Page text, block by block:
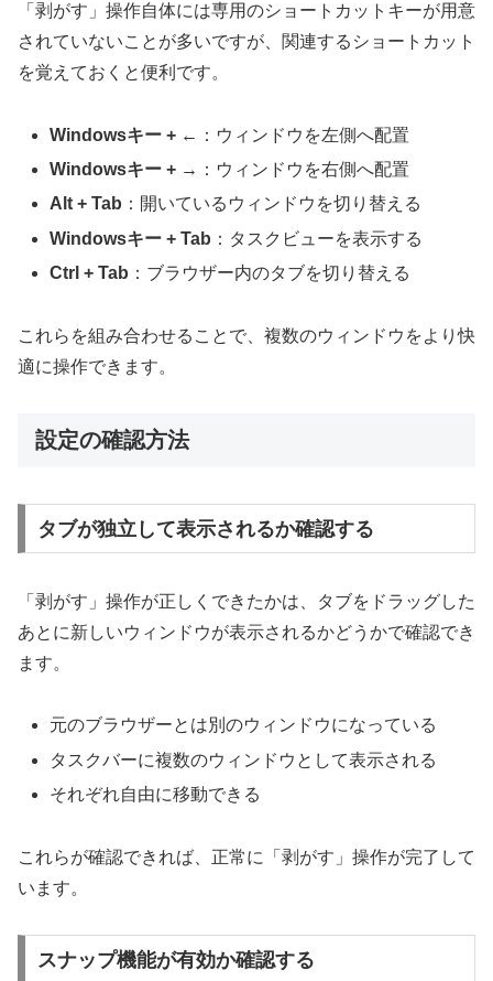
「剥がす」操作自体には専用のショートカットキーが用意
されていないことが多いですが、関連するショートカット
を覚えておくと便利です。
Windowsキー + ← ：ウィンドウを左側へ配置
Windowsキー + → ：ウィンドウを右側へ配置
Alt + Tab ：開いているウィンドウを切り替える
Windowsキー + Tab ：タスクビューを表示する
Ctrl + Tab ：ブラウザー内のタブを切り替える
これらを組み合わせることで、複数のウィンドウをより快
適に操作できます。
設定の確認方法
タブが独立して表示されるか確認する
「剥がす」操作が正しくできたかは、タブをドラッグした
あとに新しいウィンドウが表示されるかどうかで確認でき
ます。
元のブラウザーとは別のウィンドウになっている
タスクバーに複数のウィンドウとして表示される
それぞれ自由に移動できる
これらが確認できれば、正常に「剥がす」操作が完了して
います。
スナップ機能が有効か確認する